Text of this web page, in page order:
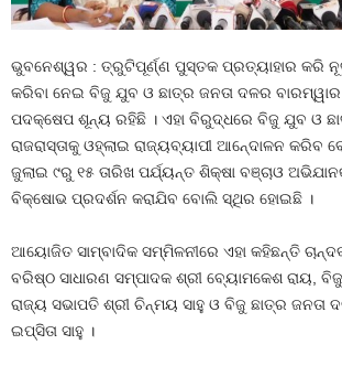
ଭୁବନେଶ୍ୱର : ତ୍ରୁଟିପୂର୍ଣ୍ଣ ପୁସ୍ତକ ପ୍ରତ୍ୟାହାର କରି
କରିବା ନେଇ ବିଜୁ ଯୁବ ଓ ଛାତ୍ର ଜନତା ଦଳର
ପଦକ୍ଷେପ ଶୂନ୍ୟ ରହିଛି । ଏହା ବିରୁଦ୍ଧରେ ବିଜୁ ଯୁବ ଓ
ରାଜରାସ୍ତାକୁ ଓହ୍ଲାଇ ରାଜ୍ୟବ୍ୟାପୀ ଆନେ୍ଦାଳନ
ଜୁଲାଇ ୯ରୁ ୧୫ ତାରିଖ ପର୍ଯ୍ୟନ୍ତ ଶିକ୍ଷା ବଞ୍ଚାଓ
ବିକ୍ଷୋଭ ପ୍ରଦର୍ଶନ କରାଯିବ ବୋଲି ସ୍ଥିର ହୋଇଛି ।
ଆୟୋଜିତ ସାମ୍ବାଦିକ ସମ୍ମିଳନୀରେ ଏହା କହିଛନ୍ତି
ବରିଷ୍ଠ ସାଧାରଣ ସମ୍ପାଦକ ଶ୍ରୀ ବ୍ୟୋମକେଶ ରାୟ,
ରାଜ୍ୟ ସଭାପତି ଶ୍ରୀ ଚିନ୍ମୟ ସାହୁ ଓ ବିଜୁ ଛାତ୍ର ଜନତା
ଇପ୍ସିତା ସାହୁ ।